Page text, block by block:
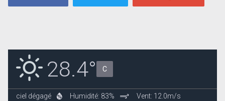
28.4° C
ciel dégagé Humidité: 83% Vent: 12.0m/s